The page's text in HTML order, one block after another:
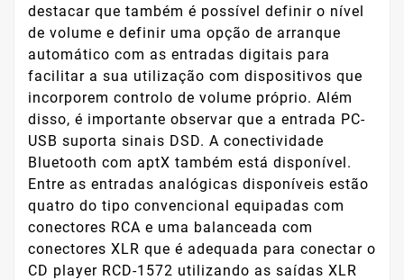
destacar que também é possível definir o nível
de volume e definir uma opção de arranque
automático com as entradas digitais para
facilitar a sua utilização com dispositivos que
incorporem controlo de volume próprio. Além
disso, é importante observar que a entrada PC-
USB suporta sinais DSD. A conectividade
Bluetooth com aptX também está disponível.
Entre as entradas analógicas disponíveis estão
quatro do tipo convencional equipadas com
conectores RCA e uma balanceada com
conectores XLR que é adequada para conectar o
CD player RCD-1572 utilizando as saídas XLR